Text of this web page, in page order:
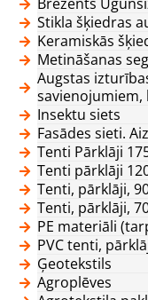
Stikla šķiedras
Keramiskās
Metināšanas
Augstas
Insektu siets
Fasādes sieti.
Tenti Pārklāji
Tenti pārklāji
Tenti, pārklāji,
Tenti, pārklāji,
PE materiāli
PVC tenti,
Ģeotekstils
Agroplēves